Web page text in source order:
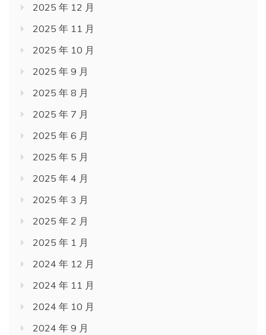
2025 年 12 月
2025 年 11 月
2025 年 10 月
2025 年 9 月
2025 年 8 月
2025 年 7 月
2025 年 6 月
2025 年 5 月
2025 年 4 月
2025 年 3 月
2025 年 2 月
2025 年 1 月
2024 年 12 月
2024 年 11 月
2024 年 10 月
2024 年 9 月